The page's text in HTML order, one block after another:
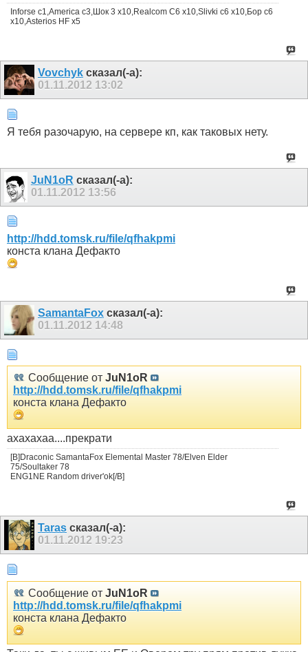
Inforse c1,Аmerica c3,Шок 3 x10,Realcom С6 x10,Slivki с6 x10,Бор с6
х10,Asterios HF x5
Vovchyk сказал(-а):
01.11.2012 13:02
Я тебя разочарую, на сервере кп, как таковых нету.
JuN1oR сказал(-а):
01.11.2012 13:56
http://hdd.tomsk.ru/file/qfhakpmi
конста клана Дефакто
SamantaFox сказал(-а):
01.11.2012 14:48
Сообщение от JuN1oR
http://hdd.tomsk.ru/file/qfhakpmi
конста клана Дефакто
ахахахаа....прекрати
[B]Draconic SamantaFox Elemental Master 78/Elven Elder
75/Soultaker 78
ENG1NE Random driver'ok[/B]
Taras сказал(-а):
01.11.2012 19:23
Сообщение от JuN1oR
http://hdd.tomsk.ru/file/qfhakpmi
конста клана Дефакто